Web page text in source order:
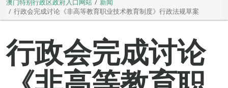
澳门特别行政区政府入口网站
新闻
行政会完成讨论《非高等教育职业技术教育制度》行政法规草案
行政会完成讨论